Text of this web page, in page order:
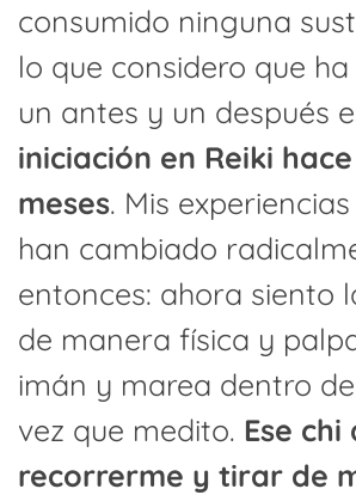
consumido ninguna
lo que considero que
un antes y un después
iniciación en Reiki
meses. Mis
han cambiado
entonces: ahora siento
de manera física y
imán y marea dentro
vez que medito. Ese
recorrerme y tirar de